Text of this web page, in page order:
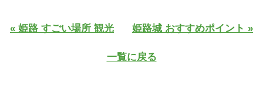
« 姫路 すごい場所 観光 姫路城 おすすめポイント »
一覧に戻る